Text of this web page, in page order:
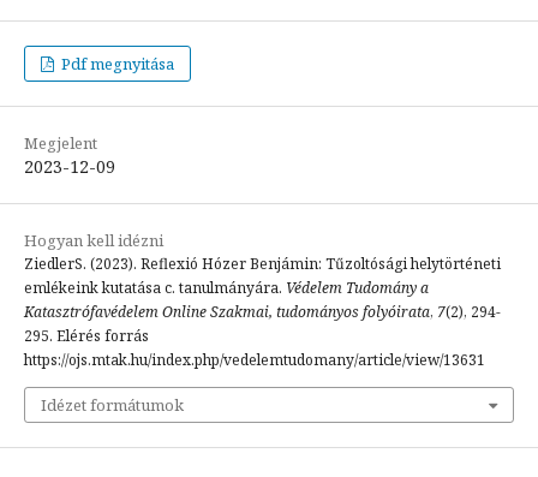
Pdf megnyitása
Megjelent
2023-12-09
Hogyan kell idézni
ZiedlerS. (2023). Reflexió Hózer Benjámin: Tűzoltósági helytörténeti
emlékeink kutatása c. tanulmányára. Védelem Tudomány a
Katasztrófavédelem Online Szakmai, tudományos folyóirata, 7(2), 294-
295. Elérés forrás
https://ojs.mtak.hu/index.php/vedelemtudomany/article/view/13631
Idézet formátumok